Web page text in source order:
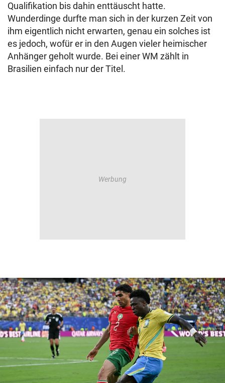
Qualifikation bis dahin enttäuscht hatte.
Wunderdinge durfte man sich in der kurzen Zeit von
ihm eigentlich nicht erwarten, genau ein solches ist
es jedoch, wofür er in den Augen vieler heimischer
Anhänger geholt wurde. Bei einer WM zählt in
Brasilien einfach nur der Titel.